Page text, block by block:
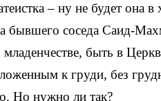
– ну не будет она
бывшего соседа Саид-
быть в
к груди, без
Но нужно ли так?